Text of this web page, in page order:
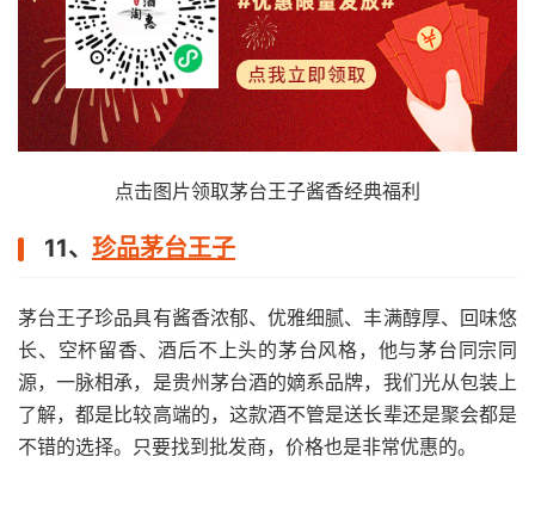
点击图片领取茅台王子酱香经典福利
11、 珍品茅台王子
茅台王子珍品具有酱香浓郁、优雅细腻、丰满醇厚、回味悠
长、空杯留香、酒后不上头的茅台风格，他与茅台同宗同
源，一脉相承，是贵州茅台酒的嫡系品牌，我们光从包装上
了解，都是比较高端的，这款酒不管是送长辈还是聚会都是
不错的选择。只要找到批发商，价格也是非常优惠的。